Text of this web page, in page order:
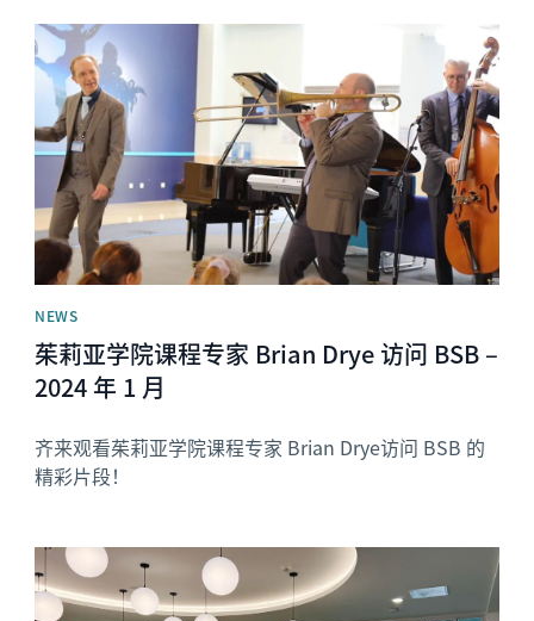
News image
NEWS
茱莉亚学院课程专家 Brian Drye 访问 BSB –
2024 年 1 月
齐来观看茱莉亚学院课程专家 Brian Drye访问 BSB 的
精彩片段！
News image